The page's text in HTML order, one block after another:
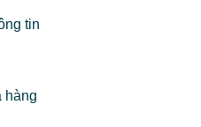
tin
hàng